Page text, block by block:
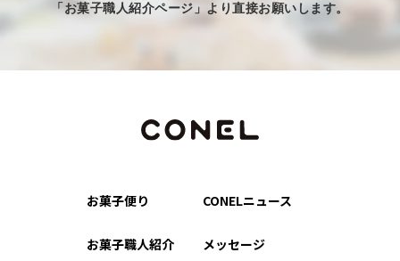
「お菓子職人紹介ページ」より直接お願いします。
お菓子便り CONELニュース
お菓子職人紹介 メッセージ